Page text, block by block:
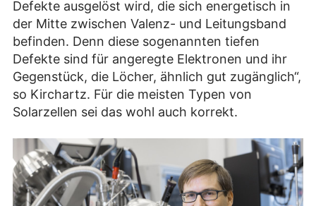
Defekte ausgelöst wird, die sich energetisch in
der Mitte zwischen Valenz- und Leitungsband
befinden. Denn diese sogenannten tiefen
Defekte sind für angeregte Elektronen und ihr
Gegenstück, die Löcher, ähnlich gut zugänglich“,
so Kirchartz. Für die meisten Typen von
Solarzellen sei das wohl auch korrekt.